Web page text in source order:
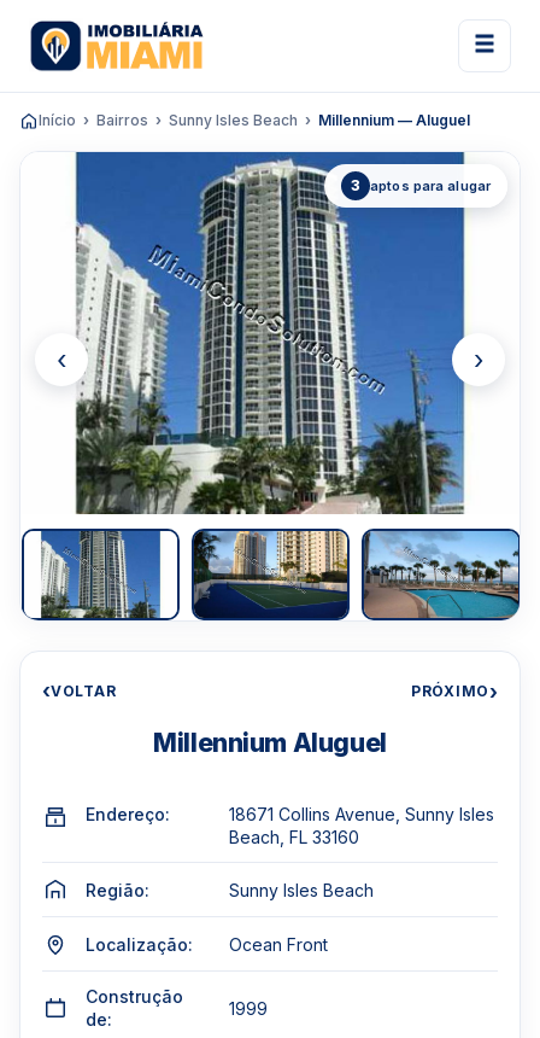
Início Bairros Sunny Isles Beach Millennium — Aluguel
3 aptos para alugar
‹ ›
‹VOLTAR PRÓXIMO›
Millennium Aluguel
Endereço:
18671 Collins Avenue, Sunny Isles
Beach, FL 33160
Região: Sunny Isles Beach
Localização: Ocean Front
Construção
de:
1999